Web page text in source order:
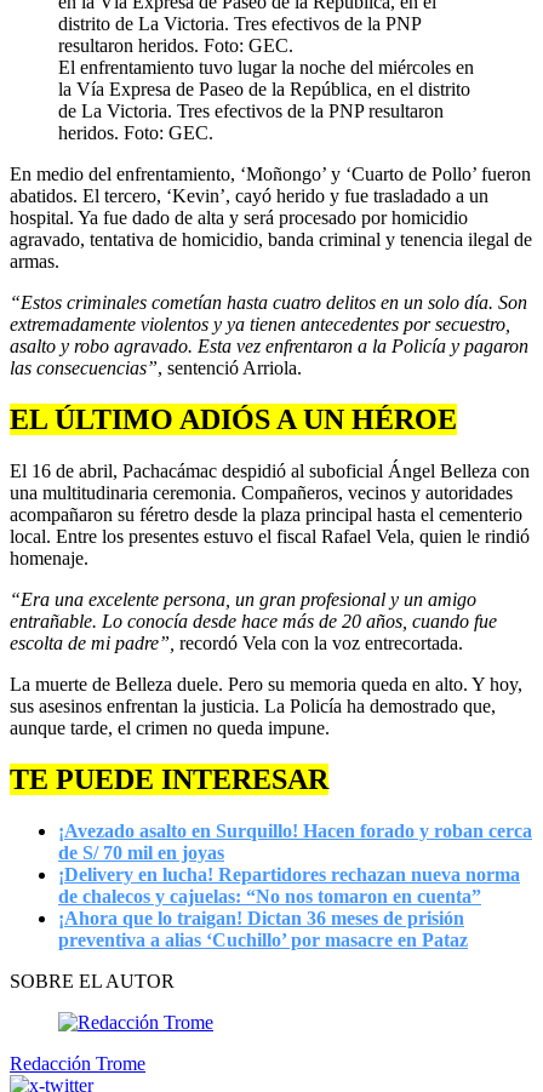
El enfrentamiento tuvo lugar la noche del miércoles en
la Vía Expresa de Paseo de la República, en el distrito
de La Victoria. Tres efectivos de la PNP resultaron
heridos. Foto: GEC.
En medio del enfrentamiento, ‘Moñongo’ y ‘Cuarto de Pollo’ fueron
abatidos. El tercero, ‘Kevin’, cayó herido y fue trasladado a un
hospital. Ya fue dado de alta y será procesado por homicidio
agravado, tentativa de homicidio, banda criminal y tenencia ilegal de
armas.
“Estos criminales cometían hasta cuatro delitos en un solo día. Son
extremadamente violentos y ya tienen antecedentes por secuestro,
asalto y robo agravado. Esta vez enfrentaron a la Policía y pagaron
las consecuencias”, sentenció Arriola.
EL ÚLTIMO ADIÓS A UN HÉROE
El 16 de abril, Pachacámac despidió al suboficial Ángel Belleza con
una multitudinaria ceremonia. Compañeros, vecinos y autoridades
acompañaron su féretro desde la plaza principal hasta el cementerio
local. Entre los presentes estuvo el fiscal Rafael Vela, quien le rindió
homenaje.
“Era una excelente persona, un gran profesional y un amigo
entrañable. Lo conocía desde hace más de 20 años, cuando fue
escolta de mi padre”, recordó Vela con la voz entrecortada.
La muerte de Belleza duele. Pero su memoria queda en alto. Y hoy,
sus asesinos enfrentan la justicia. La Policía ha demostrado que,
aunque tarde, el crimen no queda impune.
TE PUEDE INTERESAR
¡Avezado asalto en Surquillo! Hacen forado y roban cerca
de S/ 70 mil en joyas
¡Delivery en lucha! Repartidores rechazan nueva norma
de chalecos y cajuelas: “No nos tomaron en cuenta”
¡Ahora que lo traigan! Dictan 36 meses de prisión
preventiva a alias ‘Cuchillo’ por masacre en Pataz
SOBRE EL AUTOR
Redacción Trome